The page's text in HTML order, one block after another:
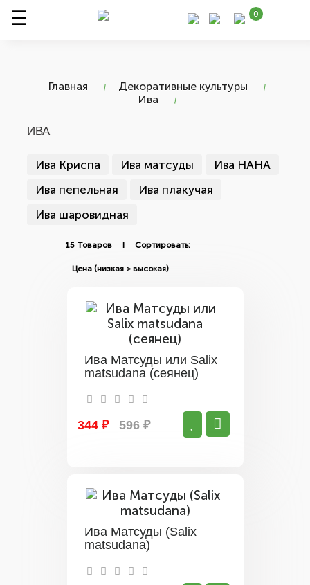
0
Главная
Декоративные культуры
Ива
ИВА
Ива Криспа Ива матсуды
Ива НАНА
Ива пепельная
Ива плакучая
Ива шаровидная
15 Товаров I Сортировать:
Ива Матсуды или Salix
matsudana (сеянец)
344 ₽ 596 ₽
Ива Матсуды (Salix
matsudana)